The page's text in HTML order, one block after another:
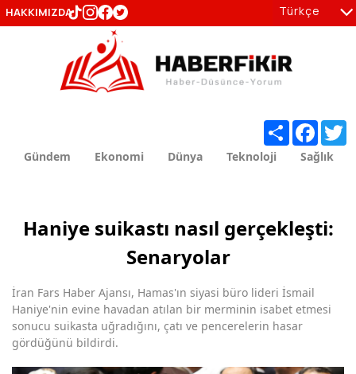
Gündem Ekonomi Dünya Teknoloji Sağlık
Haniye suikastı nasıl gerçekleşti:
Senaryolar
İran Fars Haber Ajansı, Hamas'ın siyasi büro lideri İsmail
Haniye'nin evine havadan atılan bir merminin isabet etmesi
sonucu suikasta uğradığını, çatı ve pencerelerin hasar
gördüğünü bildirdi.
Share
Türkçe
en
HAKKIMIZDA